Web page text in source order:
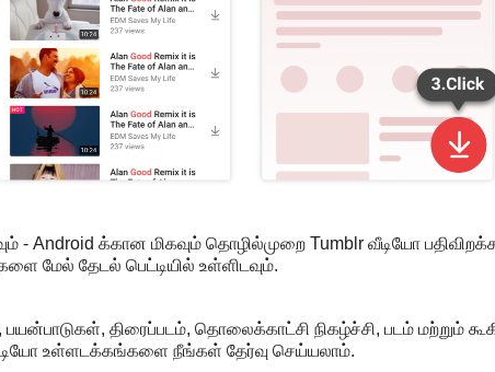
- Android க்கான மிகவும் தொழில்முறை Tumblr வீடியோ
மேல் தேடல் பெட்டியில் உள்ளிடவும்.
பயன்பாடுகள், திரைப்படம், தொலைக்காட்சி நிகழ்ச்சி, படம் மற்றும்
உள்ளடக்கங்களை நீங்கள் தேர்வு செய்யலாம்.